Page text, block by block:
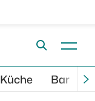
Küche Bar